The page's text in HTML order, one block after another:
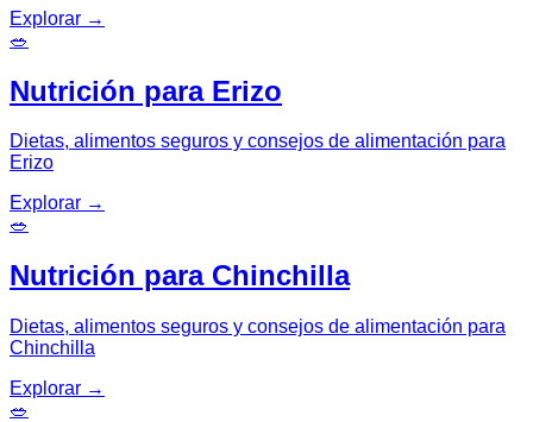
Explorar →
🥗
Nutrición para Erizo
Dietas, alimentos seguros y consejos de alimentación para
Erizo
Explorar →
🥗
Nutrición para Chinchilla
Dietas, alimentos seguros y consejos de alimentación para
Chinchilla
Explorar →
🥗